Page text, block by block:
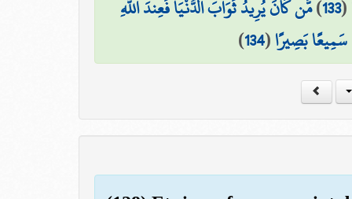
(
133
)مَّن كَانَ يُرِيدُ ثَوَابَ الدُّنْيَا فَعِندَ اللَّهِ
سَمِيعًا بَصِيرًا(
134
)